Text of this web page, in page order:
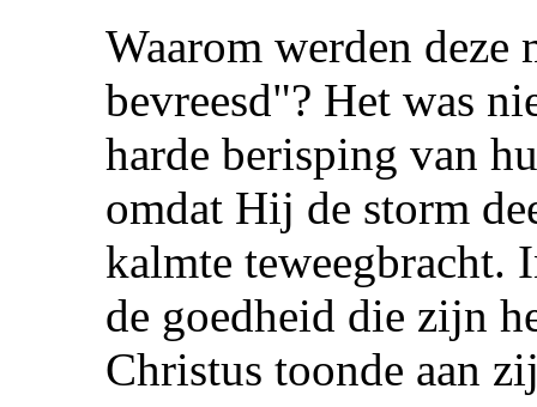
Waarom werden deze
bevreesd"? Het was
harde berisping van
omdat Hij de storm
kalmte teweegbracht.
de goedheid die zijn
Christus toonde aan